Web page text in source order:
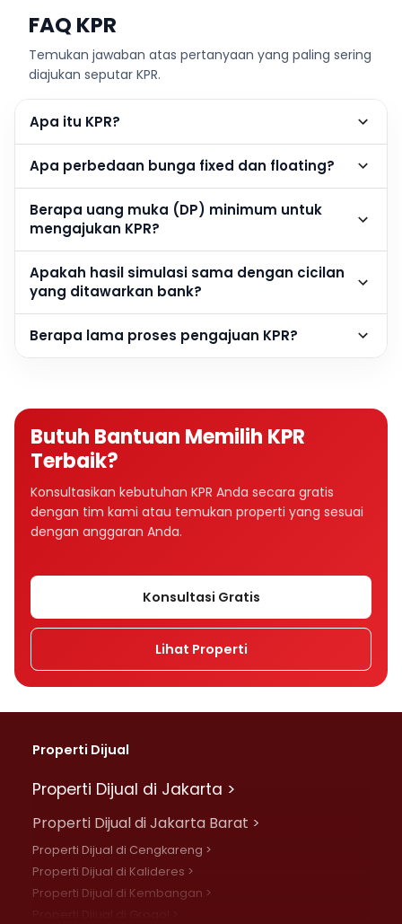
FAQ KPR
Temukan jawaban atas pertanyaan yang paling sering
diajukan seputar KPR.
Apa itu KPR?
Apa perbedaan bunga fixed dan floating?
Berapa uang muka (DP) minimum untuk
mengajukan KPR?
Apakah hasil simulasi sama dengan cicilan
yang ditawarkan bank?
Berapa lama proses pengajuan KPR?
Butuh Bantuan Memilih KPR
Terbaik?
Konsultasikan kebutuhan KPR Anda secara gratis
dengan tim kami atau temukan properti yang sesuai
dengan anggaran Anda.
Konsultasi Gratis
Lihat Properti
Properti Dijual
Properti Dijual di Jakarta >
Properti Dijual di Jakarta Barat >
Properti Dijual di Cengkareng >
Properti Dijual di Kalideres >
Properti Dijual di Kembangan >